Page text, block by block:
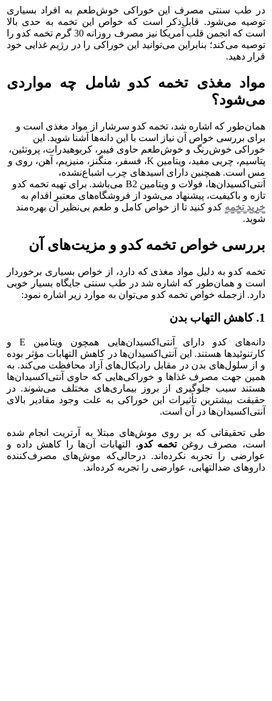
در طب سنتی مصرف این خوراکی خوش‌طعم به افراد بسیاری
توصیه می‌شود. قابل‌ذکر است که خواص این تخمه به حدی بالا
است که انجمن قلب آمریکا نیز مصرف روزانه 30 گرم تخمه کدو را
توصیه می‌کند؛ بنابراین می‌توانید این خوراکی را در رژیم غذایی خود
قرار دهید.
مواد مغذی تخمه کدو شامل چه مواردی
می‌شود؟
همان‌طور که اشاره شد، تخمه کدو سرشار از مواد مغذی است و
برای بررسی خواص آن نیاز است با این دانه‌ها آشنا شوید. این
خوراکی خوش‌رنگ و خوش‌طعم حاوی فیبر، کربوهیدرات، پروتئین،
پتاسیم، چربی مفید، ویتامین K، فسفر، منگنز، منیزیم، آهن، روی و
مس است. همچنین دارای اسیدهای چرب اشباع‌نشده،
آنتی‌اکسیدان‌ها، فولات و ویتامین B2 می‌باشد. برای تهیه تخمه کدو
تازه و باکیفیت، پیشنهاد می‌شود از فروشگاه‌های معتبر اقدام به
خرید تخمه کدو کنید تا از خواص کامل و طعم بی‌نظیر آن بهره‌مند
شوید.
بررسی خواص تخمه کدو و مزیت‌های آن
تخمه کدو به دلیل مواد مغذی که دارد، از خواص بسیاری برخوردار
است و همان‌طور که اشاره شد در طب سنتی جایگاه بسیار خوبی
دارد. ازجمله خواص تخمه کدو می‌توان به موارد زیر اشاره نمود:
1. کاهش التهاب بدن
دانه‌های کدو دارای آنتی‌اکسیدان‌هایی همچون ویتامین E و
کارتنوئیدها هستند. این آنتی‌اکسیدان‌ها در کاهش التهابات مؤثر بوده
و از سلول‌های بدن در مقابل رادیکال‌های آزاد محافظت می‌کند. به
همین جهت مصرف غذاها و خوراکی‌هایی که حاوی آنتی‌اکسیدان‌ها
هستند سبب جلوگیری از بروز بیماری‌های مختلف می‌شوند. در
حقیقت بیشترین تأثیرات این خوراکی به علت وجود مقادیر بالای
آنتی‌اکسیدان‌ها در آن است.
طی تحقیقاتی که بر روی موش‌های مبتلا به آرتریت انجام شده
است، مصرف روغنتخمه کدو، التهابات آن‌ها را کاهش داده و
عوارضی را تجربه نکرده‌اند. درحالی‌که موش‌های مصرف‌کننده
داروهای ضدالتهابی، عوارضی را تجربه کرده‌اند.